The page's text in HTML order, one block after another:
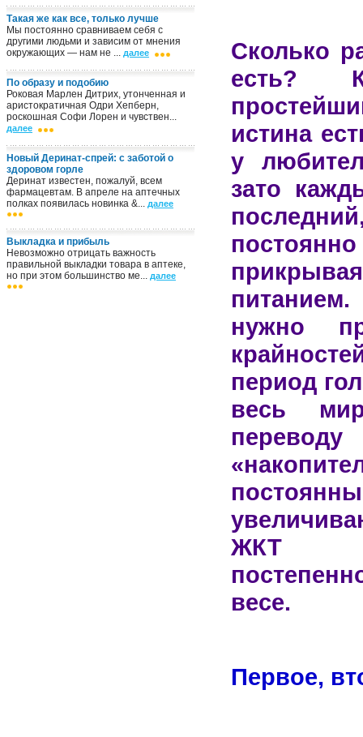
Такая же как все, только лучше
Мы постоянно сравниваем себя с
другими людьми и зависим от мнения
окружающих — нам не ... далее
По образу и подобию
Роковая Марлен Дитрих, утонченная и
аристократичная Одри Хепберн,
роскошная Софи Лорен и чувствен...
далее
Новый Деринат-спрей: с заботой о
здоровом горле
Деринат известен, пожалуй, всем
фармацевтам. В апреле на аптечных
полках появилась новинка &... далее
Выкладка и прибыль
Невозможно отрицать важность
правильной выкладки товара в аптеке,
но при этом большинство ме... далее
Сколько
есть?
истина
у
зато
нужно
период
весь
ЖКТ и
весе.
Первое,